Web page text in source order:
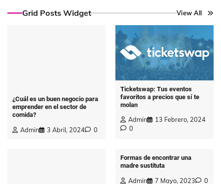
Grid Posts Widget View All
¿Cuál es un buen negocio para
emprender en el sector de
comida?
Admin 3 Abril, 2024 0
Ticketswap: Tus eventos
favoritos a precios que sí te
molan
Admin
13 Febrero, 2024
0
Formas de encontrar una
madre sustituta
Admin 7 Mayo, 2023 0